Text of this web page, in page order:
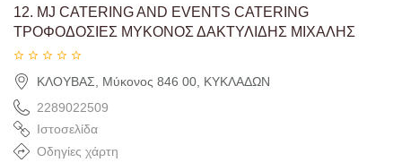
12. MJ CATERING AND EVENTS CATERING
ΤΡΟΦΟΔΟΣΙΕΣ ΜΥΚΟΝΟΣ ΔΑΚΤΥΛΙΔΗΣ ΜΙΧΑΛΗΣ
ΚΛΟΥΒΑΣ, Μύκονος 846 00, ΚΥΚΛΑΔΩΝ
2289022509
Ιστοσελίδα
Οδηγίες χάρτη